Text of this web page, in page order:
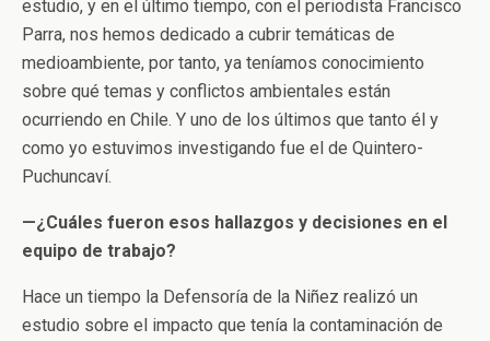
estudio, y en el último tiempo, con el periodista Francisco
Parra, nos hemos dedicado a cubrir temáticas de
medioambiente, por tanto, ya teníamos conocimiento
sobre qué temas y conflictos ambientales están
ocurriendo en Chile. Y uno de los últimos que tanto él y
como yo estuvimos investigando fue el de Quintero-
Puchuncaví.
—¿Cuáles fueron esos hallazgos y decisiones en el
equipo de trabajo?
Hace un tiempo la Defensoría de la Niñez realizó un
estudio sobre el impacto que tenía la contaminación de